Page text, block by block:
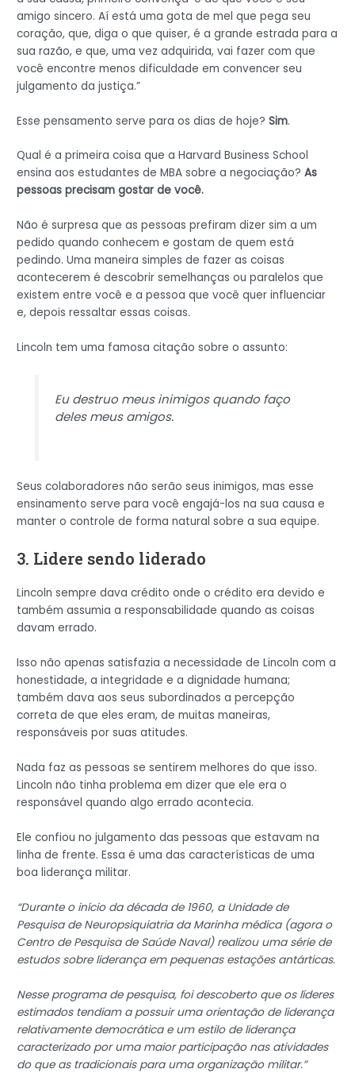
amigo sincero. Aí está uma gota de mel que pega seu
coração, que, diga o que quiser, é a grande estrada para a
sua razão, e que, uma vez adquirida, vai fazer com que
você encontre menos dificuldade em convencer seu
julgamento da justiça.”
Esse pensamento serve para os dias de hoje?Sim.
Qual é a primeira coisa que a Harvard Business School
ensina aos estudantes de MBA sobre a negociação?As
pessoas precisam gostar de você.
Não é surpresa que as pessoas prefiram dizer sim a um
pedido quando conhecem e gostam de quem está
pedindo. Uma maneira simples de fazer as coisas
acontecerem é descobrir semelhanças ou paralelos que
existem entre você e a pessoa que você quer influenciar
e, depois ressaltar essas coisas.
Lincoln tem uma famosa citação sobre o assunto:
Eu destruo meus inimigos quando faço
deles meus amigos.
Seus colaboradores não serão seus inimigos, mas esse
ensinamento serve para você engajá-los na sua causa e
manter o controle de forma natural sobre a sua equipe.
3. Lidere sendo liderado
Lincoln sempre dava crédito onde o crédito era devido e
também assumia a responsabilidade quando as coisas
davam errado.
Isso não apenas satisfazia a necessidade de Lincoln com a
honestidade, a integridade e a dignidade humana;
também dava aos seus subordinados a percepção
correta de que eles eram, de muitas maneiras,
responsáveis por suas atitudes.
Nada faz as pessoas se sentirem melhores do que isso.
Lincoln não tinha problema em dizer que ele era o
responsável quando algo errado acontecia.
Ele confiou no julgamento das pessoas que estavam na
linha de frente. Essa é uma das características de uma
boa liderança militar.
“Durante o início da década de 1960, a Unidade de
Pesquisa de Neuropsiquiatria da Marinha médica (agora o
Centro de Pesquisa de Saúde Naval) realizou uma série de
estudos sobre liderança em pequenas estações antárticas.
Nesse programa de pesquisa, foi descoberto que os líderes
estimados tendiam a possuir uma orientação de liderança
relativamente democrática e um estilo de liderança
caracterizado por uma maior participação nas atividades
do que as tradicionais para uma organização militar.”